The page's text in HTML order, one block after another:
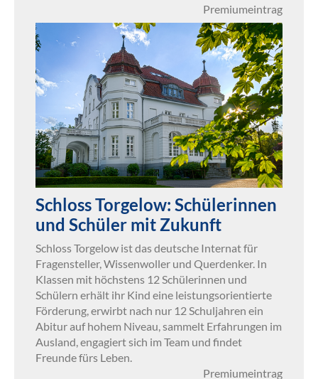
Premiumeintrag
Schloss Torgelow: Schülerinnen
und Schüler mit Zukunft
Schloss Torgelow ist das deutsche Internat für
Fragensteller, Wissenwoller und Querdenker. In
Klassen mit höchstens 12 Schülerinnen und
Schülern erhält ihr Kind eine leistungsorientierte
Förderung, erwirbt nach nur 12 Schuljahren ein
Abitur auf hohem Niveau, sammelt Erfahrungen im
Ausland, engagiert sich im Team und findet
Freunde fürs Leben.
Premiumeintrag